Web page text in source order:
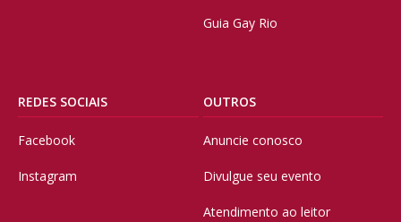
Guia Gay Rio
REDES SOCIAIS
Facebook
Instagram
OUTROS
Anuncie conosco
Divulgue seu evento
Atendimento ao leitor